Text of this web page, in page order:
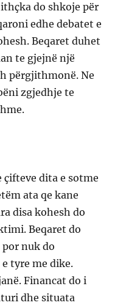
do shkoje për
edhe debatet e
Beqaret duhet
te gjejnë një
përgjithmonë. Ne
zgjedhje te
çifteve dita e sotme
ata qe kane
disa kohesh do
Beqaret do
nuk do
tyre me dike.
Financat do i
dhe situata